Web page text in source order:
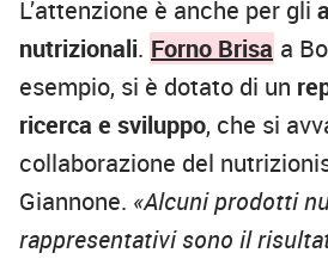
L’attenzione è anche per gli
nutrizionali. Forno Brisa a
esempio, si è dotato di un
ricerca e sviluppo, che si
collaborazione del
Giannone. «Alcuni prodotti
rappresentativi sono il